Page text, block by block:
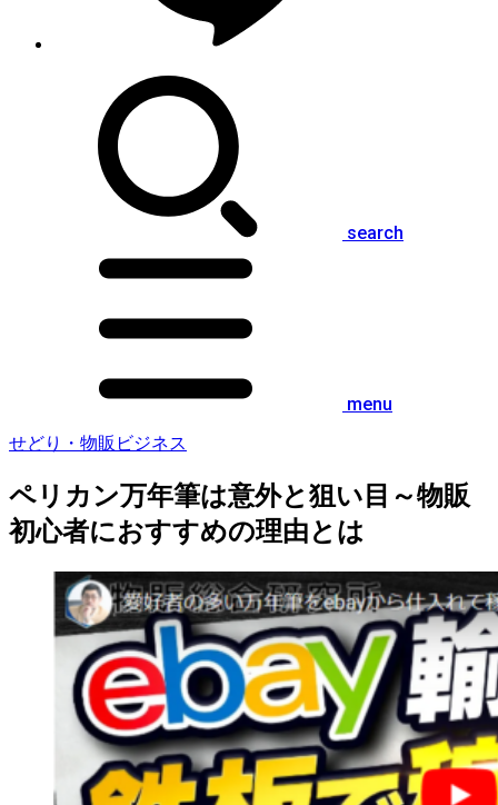
search
menu
せどり・物販ビジネス
ペリカン万年筆は意外と狙い目～物販
初心者におすすめの理由とは